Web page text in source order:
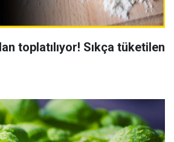
toplatılıyor! Sıkça tüketilen